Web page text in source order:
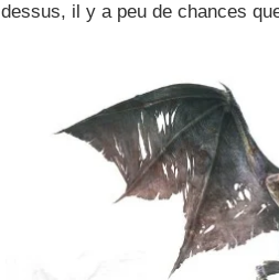
dessus, il y a peu de chances